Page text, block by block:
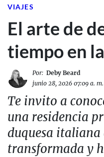
VIAJES
El arte de
tiempo en
Por: Deby Beard
junio 28, 2026 07:09 a. m.
Te invito a
una residencia
duquesa italiana
transformada y